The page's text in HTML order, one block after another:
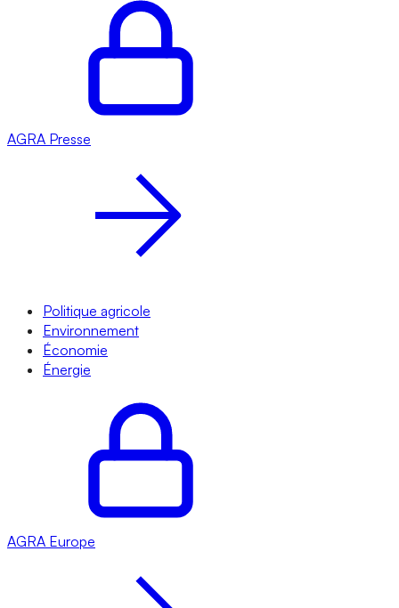
AGRA Presse
Politique agricole
Environnement
Économie
Énergie
AGRA Europe